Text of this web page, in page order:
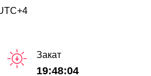
Закат
19:48:04